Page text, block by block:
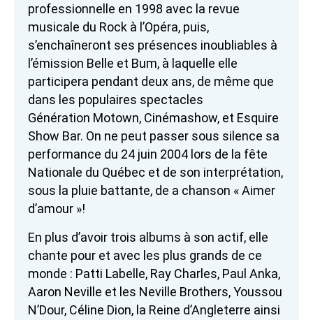
professionnelle en 1998 avec la revue
musicale du Rock à l’Opéra, puis,
s’enchaîneront ses présences inoubliables à
l’émission Belle et Bum, à laquelle elle
participera pendant deux ans, de même que
dans les populaires spectacles
Génération Motown, Cinémashow, et Esquire
Show Bar. On ne peut passer sous silence sa
performance du 24 juin 2004 lors de la fête
Nationale du Québec et de son interprétation,
sous la pluie battante, de a chanson « Aimer
d’amour »!
En plus d’avoir trois albums à son actif, elle
chante pour et avec les plus grands de ce
monde : Patti Labelle, Ray Charles, Paul Anka,
Aaron Neville et les Neville Brothers, Youssou
N’Dour, Céline Dion, la Reine d’Angleterre ainsi